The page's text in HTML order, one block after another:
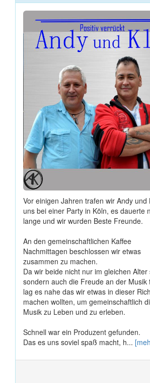
Vor einigen Jahren trafen wir Andy und
uns bei einer Party in Köln, es dauerte
lange und wir wurden Beste Freunde.
An den gemeinschaftlichen Kaffee
Nachmittagen beschlossen wir etwas
zusammen zu machen.
Da wir beide nicht nur im gleichen Alter
sondern auch die Freude an der Musik
lag es nahe das wir etwas in dieser
machen wollten, um gemeinschaftlich
Musik zu Leben und zu erleben.
Schnell war ein Produzent gefunden.
Das es uns soviel spaß macht, h...